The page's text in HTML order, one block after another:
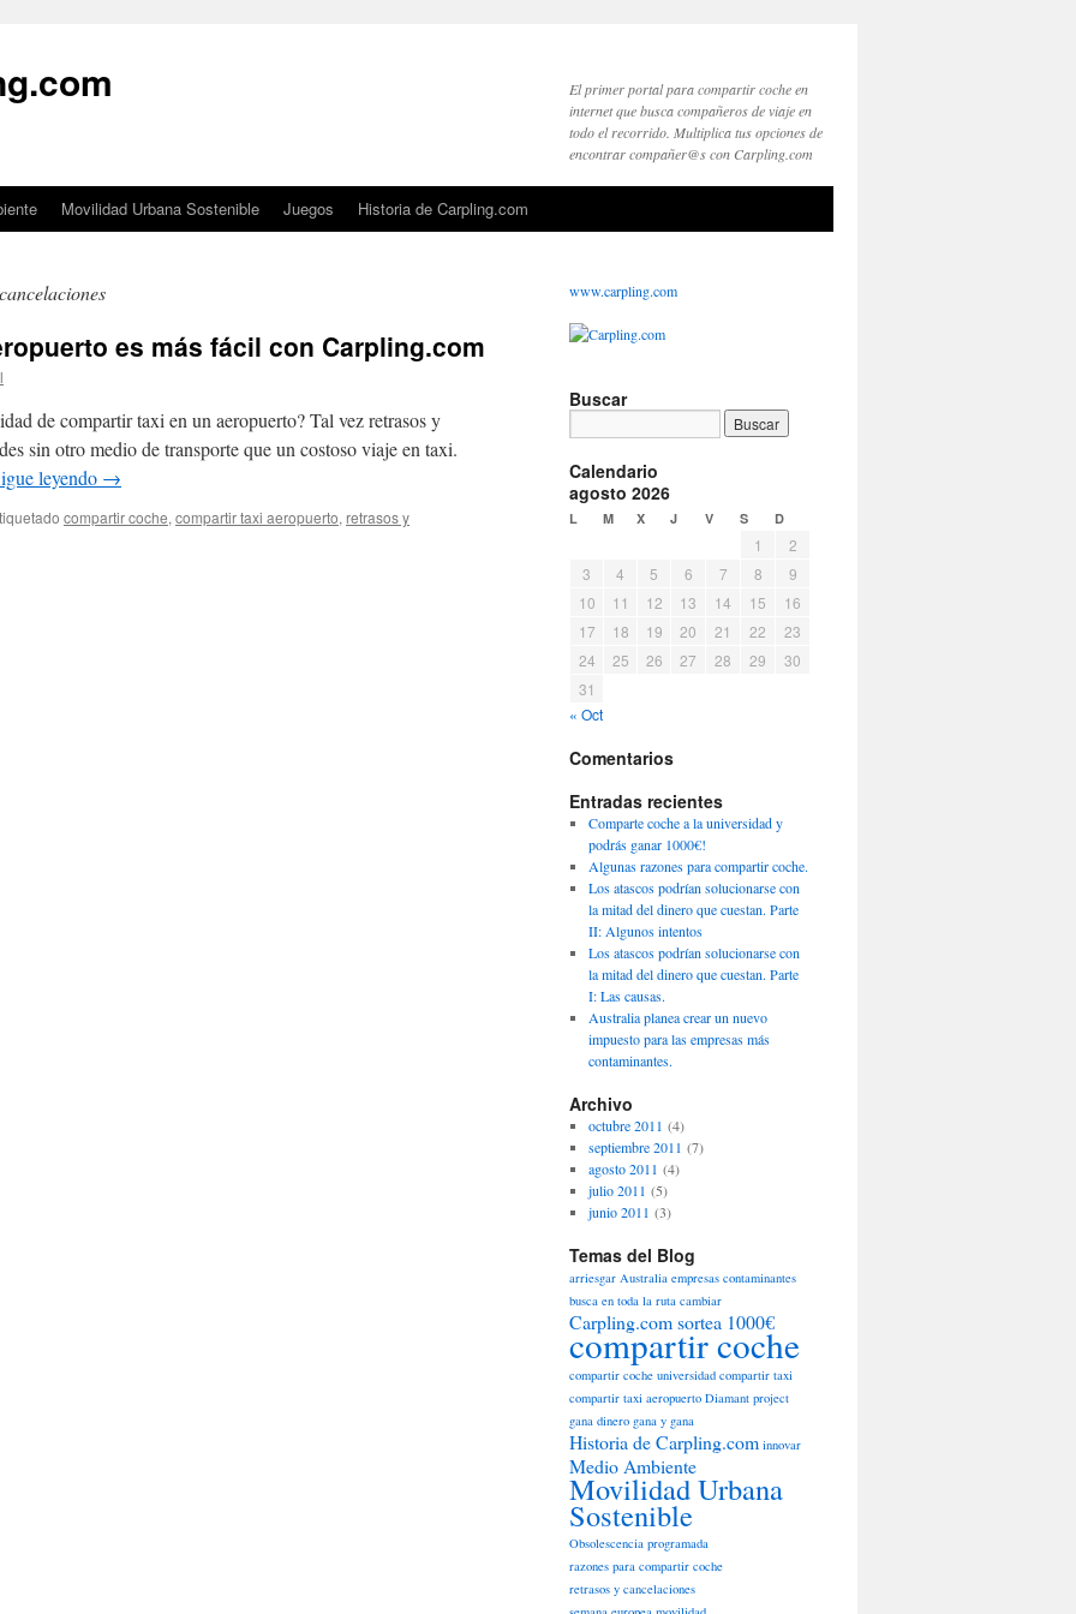
El primer portal para compartir coche en
internet que busca compañeros de viaje en
todo el recorrido. Multiplica tus opciones de
encontrar compañer@s con Carpling.com
Movilidad Urbana Sostenible Juegos Historia de Carpling.com
es más fácil con Carpling.com
de compartir taxi en un aeropuerto? Tal vez retrasos y
sin otro medio de transporte que un costoso viaje en taxi.
leyendo →
compartir coche, compartir taxi aeropuerto, retrasos y
www.carpling.com
Buscar
Calendario
agosto 2026
L M X J V S D
1
2
3
4 5 6 7 8
9
10
11 12 13 14 15
16
17
18 19 20 21 22
23
24
25 26 27 28 29
30
31
« Oct
Comentarios
Entradas recientes
Comparte coche a la universidad y
podrás ganar 1000€!
Algunas razones para compartir coche.
Los atascos podrían solucionarse con
la mitad del dinero que cuestan. Parte
II: Algunos intentos
Los atascos podrían solucionarse con
la mitad del dinero que cuestan. Parte
I: Las causas.
Australia planea crear un nuevo
impuesto para las empresas más
contaminantes.
Archivo
octubre 2011 (4)
septiembre 2011 (7)
agosto 2011 (4)
julio 2011 (5)
junio 2011 (3)
Temas del Blog
arriesgar Australia empresas contaminantes
busca en toda la ruta cambiar
Carpling.com sortea 1000€
compartir coche
compartir coche universidad compartir taxi
compartir taxi aeropuerto Diamant project
gana dinero gana y gana
Historia de Carpling.com innovar
Medio Ambiente
Movilidad Urbana
Sostenible
Obsolescencia programada
razones para compartir coche
retrasos y cancelaciones